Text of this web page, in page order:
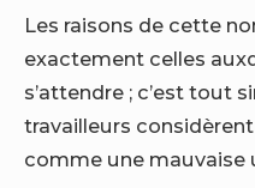
Les raisons de cette
exactement celles
s’attendre ; c’est tout
travailleurs
comme une mauvaise